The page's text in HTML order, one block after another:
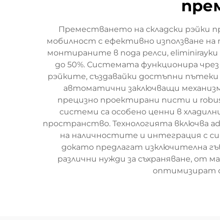
Преместването на складски рэйки
мобилност с ефективно използване
монтираните в пода релси,
до 50%. Системата функционира
рэйките, създавайки достъпни пътеки
автоматични заключващи
прецизно проектирани писти и
системи са особено ценни в
пространство. Технологията включва
на наличностите и интеграция с
докато предлагат изключителна
различни нужди за съхраняване, от
оптимизират